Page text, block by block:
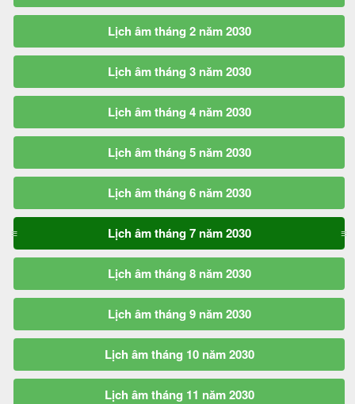
Lịch âm tháng 2 năm 2030
Lịch âm tháng 3 năm 2030
Lịch âm tháng 4 năm 2030
Lịch âm tháng 5 năm 2030
Lịch âm tháng 6 năm 2030
Lịch âm tháng 7 năm 2030
Lịch âm tháng 8 năm 2030
Lịch âm tháng 9 năm 2030
Lịch âm tháng 10 năm 2030
Lịch âm tháng 11 năm 2030